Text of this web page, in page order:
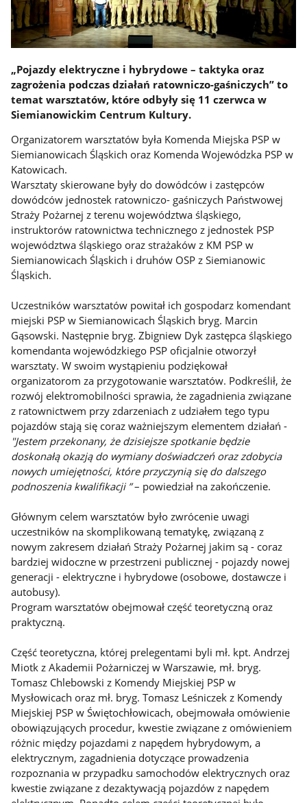
„Pojazdy elektryczne i hybrydowe – taktyka oraz
zagrożenia podczas działań ratowniczo-gaśniczych” to
temat warsztatów, które odbyły się 11 czerwca w
Siemianowickim Centrum Kultury.
Organizatorem warsztatów była Komenda Miejska PSP w
Siemianowicach Śląskich oraz Komenda Wojewódzka PSP w
Katowicach.
Warsztaty skierowane były do dowódców i zastępców
dowódców jednostek ratowniczo- gaśniczych Państwowej
Straży Pożarnej z terenu województwa śląskiego,
instruktorów ratownictwa technicznego z jednostek PSP
województwa śląskiego oraz strażaków z KM PSP w
Siemianowicach Śląskich i druhów OSP z Siemianowic
Śląskich.
Uczestników warsztatów powitał ich gospodarz komendant
miejski PSP w Siemianowicach Śląskich bryg. Marcin
Gąsowski. Następnie bryg. Zbigniew Dyk zastępca śląskiego
komendanta wojewódzkiego PSP oficjalnie otworzył
warsztaty. W swoim wystąpieniu podziękował
organizatorom za przygotowanie warsztatów. Podkreślił, że
rozwój elektromobilności sprawia, że zagadnienia związane
z ratownictwem przy zdarzeniach z udziałem tego typu
pojazdów stają się coraz ważniejszym elementem działań -
"Jestem przekonany, że dzisiejsze spotkanie będzie
doskonałą okazją do wymiany doświadczeń oraz zdobycia
nowych umiejętności, które przyczynią się do dalszego
podnoszenia kwalifikacji ”– powiedział na zakończenie.
Głównym celem warsztatów było zwrócenie uwagi
uczestników na skomplikowaną tematykę, związaną z
nowym zakresem działań Straży Pożarnej jakim są - coraz
bardziej widoczne w przestrzeni publicznej - pojazdy nowej
generacji - elektryczne i hybrydowe (osobowe, dostawcze i
autobusy).
Program warsztatów obejmował część teoretyczną oraz
praktyczną.
Część teoretyczna, której prelegentami byli mł. kpt. Andrzej
Miotk z Akademii Pożarniczej w Warszawie, mł. bryg.
Tomasz Chlebowski z Komendy Miejskiej PSP w
Mysłowicach oraz mł. bryg. Tomasz Leśniczek z Komendy
Miejskiej PSP w Świętochłowicach, obejmowała omówienie
obowiązujących procedur, kwestie związane z omówieniem
różnic między pojazdami z napędem hybrydowym, a
elektrycznym, zagadnienia dotyczące prowadzenia
rozpoznania w przypadku samochodów elektrycznych oraz
kwestie związane z dezaktywacją pojazdów z napędem